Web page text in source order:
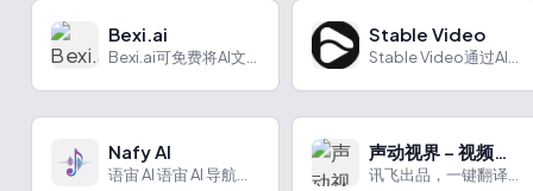
Bexi.ai Stable Video
Nafy AI 声动视界 – 视频翻译